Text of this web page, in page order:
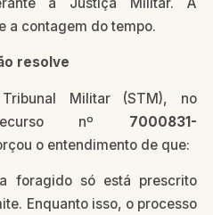
a contagem do tempo.
resolve
Militar (STM), no
nº 7000831-
o entendimento de que:
foragido só está prescrito
Enquanto isso, o processo